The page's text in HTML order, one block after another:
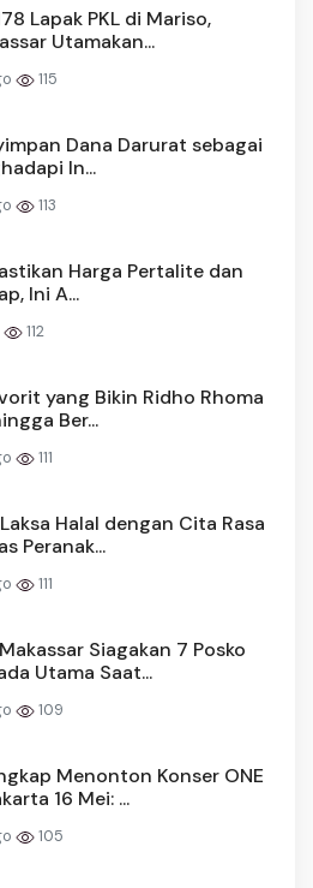
Lapak PKL di Mariso,
Utamakan...
115
Dana Darurat sebagai
In...
113
Harga Pertalite dan
Ini A...
112
yang Bikin Ridho Rhoma
Ber...
111
Halal dengan Cita Rasa
Peranak...
111
Siagakan 7 Posko
Utama Saat...
109
Menonton Konser ONE
16 Mei: ...
105